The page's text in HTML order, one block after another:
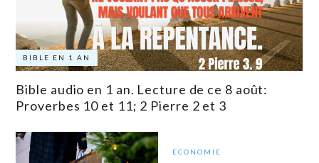
BIBLE EN 1 AN
Bible audio en 1 an. Lecture de ce 8 août:
Proverbes 10 et 11; 2 Pierre 2 et 3
ECONOMIE